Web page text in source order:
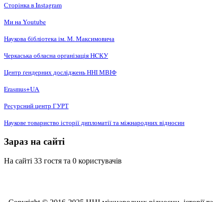
Сторінка в Instagram
Ми на Youtube
Наукова бібліотека ім. М. Максимовича
Черкаська обласна організація НCКУ
Центр ґендерних досліджень ННІ МВІФ
Erasmus+UA
Ресурсний центр ГУРТ
Наукове товариство історії дипломатії та міжнародних відносин
Зараз на сайті
На сайті 33 гостя та 0 користувачів